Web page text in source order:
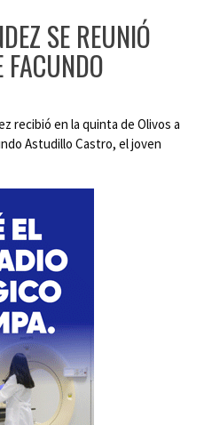
SE REUNIÓ
recibió en la quinta de Olivos a
Astudillo Castro, el joven